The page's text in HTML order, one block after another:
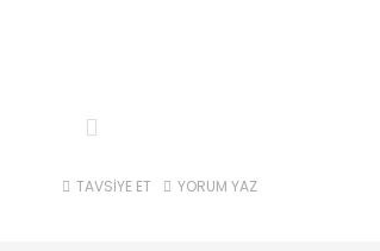
TAVSİYE ET YORUM YAZ